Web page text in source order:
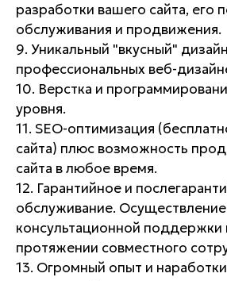
разработки вашего сайта, его
обслуживания и продвижения.
9. Уникальный "вкусный"
профессиональных веб-
10. Верстка и
уровня.
11. SEO-оптимизация
сайта) плюс возможность
сайта в любое время.
12. Гарантийное и
обслуживание. Осуществление
консультационной поддержки
протяжении совместного
13. Огромный опыт и